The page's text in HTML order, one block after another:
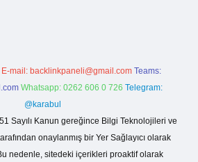
E-mail: backlinkpaneli@gmail.com Teams:
Whatsapp: 0262 606 0 726 Telegram:
@karabul
Sayılı Kanun gereğince Bilgi Teknolojileri ve
onaylanmış bir Yer Sağlayıcı olarak
nedenle, sitedeki içerikleri proaktif olarak